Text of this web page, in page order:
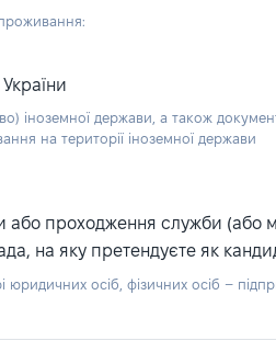
іноземної держави, а також
на території іноземної держави
або проходження служби (або
на яку претендуєте як
юридичних осіб, фізичних осіб –